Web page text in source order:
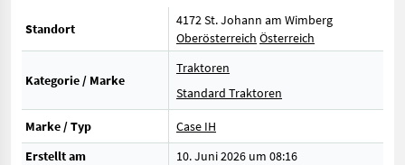
Standort
4172 St. Johann am Wimberg
Oberösterreich Österreich
Kategorie / Marke
Traktoren
Standard Traktoren
Marke / Typ
Case IH
Erstellt am
10. Juni 2026 um 08:16